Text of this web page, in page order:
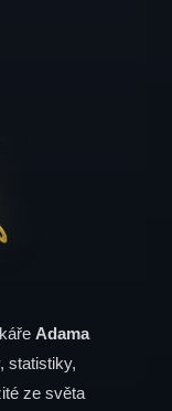
Adama
statistiky,
ze světa